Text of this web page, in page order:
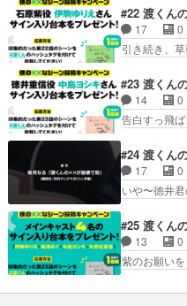
キャストあ
と再会する
なら、他校
き合ってハ
ろ紗月の話
い入りまく
っぱいでい
真輝奈、カ
ットに受け
地元に帰る
#22 渡くん
17 0
引き続き、
いった過去
ん、直す人
壊れる前に
何度も書い
否したこと
紗月と向か
あったんだ
#23 渡くん
14 0
告白すっ飛
ここまでき
紗月に喝を
くんも良か
要なのは幼
やっと付き
似合うなぁ
始まったと
#24 渡くん
17 0
いや〜徳井
ちゃん可愛
言葉と明ら
ギャルって
ン投稿ｷｬﾝﾍ
#25 渡くん
13 0
紫のお願い
続き、草壁